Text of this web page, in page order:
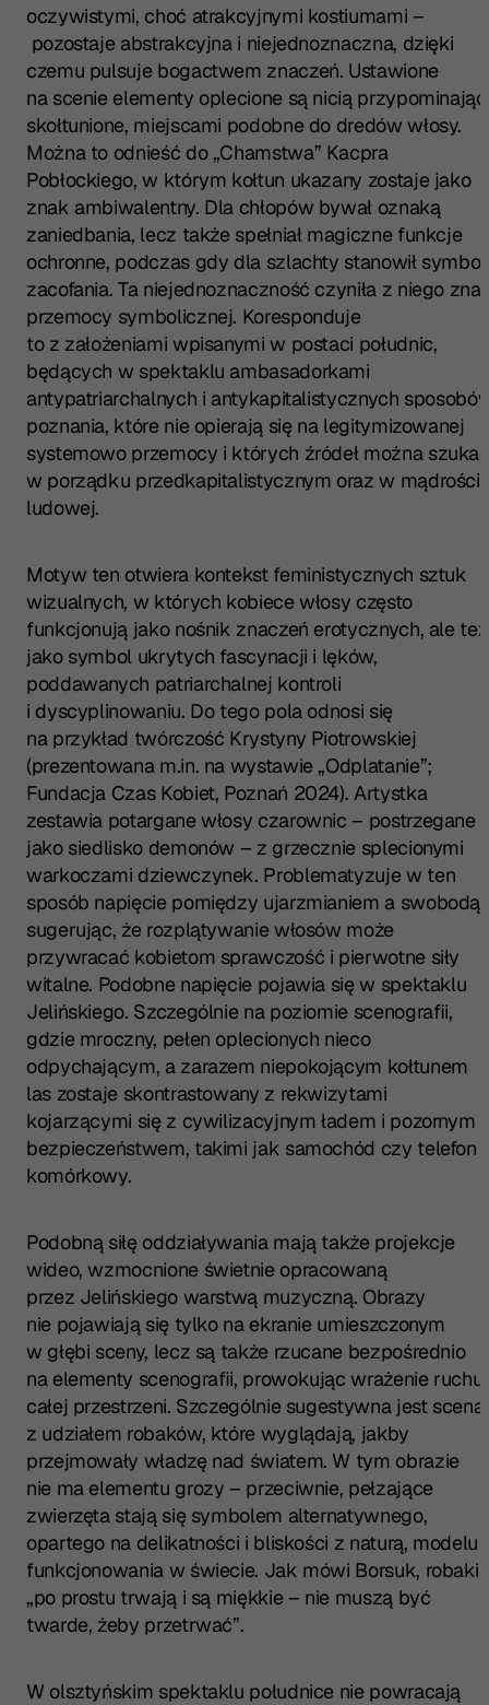
oczywistymi, choć atrakcyjnymi kostiumami –
pozostaje abstrakcyjna i niejednoznaczna, dzięki
czemu pulsuje bogactwem znaczeń. Ustawione
na scenie elementy oplecione są nicią
skołtunione, miejscami podobne do dredów włosy.
Można to odnieść do „Chamstwa” Kacpra
Pobłockiego, w którym kołtun ukazany zostaje jako
znak ambiwalentny. Dla chłopów bywał oznaką
zaniedbania, lecz także spełniał magiczne funkcje
ochronne, podczas gdy dla szlachty stanowił symbol
zacofania. Ta niejednoznaczność czyniła z niego
przemocy symbolicznej. Koresponduje
to z założeniami wpisanymi w postaci południc,
będących w spektaklu ambasadorkami
antypatriarchalnych i antykapitalistycznych
poznania, które nie opierają się na legitymizowanej
systemowo przemocy i których źródeł można szukać
w porządku przedkapitalistycznym oraz w mądrości
ludowej.
Motyw ten otwiera kontekst feministycznych sztuk
wizualnych, w których kobiece włosy często
funkcjonują jako nośnik znaczeń erotycznych, ale też
jako symbol ukrytych fascynacji i lęków,
poddawanych patriarchalnej kontroli
i dyscyplinowaniu. Do tego pola odnosi się
na przykład twórczość Krystyny Piotrowskiej
(prezentowana m.in. na wystawie „Odplatanie”;
Fundacja Czas Kobiet, Poznań 2024). Artystka
zestawia potargane włosy czarownic – postrzegane
jako siedlisko demonów – z grzecznie splecionymi
warkoczami dziewczynek. Problematyzuje w ten
sposób napięcie pomiędzy ujarzmianiem a swobodą,
sugerując, że rozplątywanie włosów może
przywracać kobietom sprawczość i pierwotne siły
witalne. Podobne napięcie pojawia się w spektaklu
Jelińskiego. Szczególnie na poziomie scenografii,
gdzie mroczny, pełen oplecionych nieco
odpychającym, a zarazem niepokojącym kołtunem
las zostaje skontrastowany z rekwizytami
kojarzącymi się z cywilizacyjnym ładem i pozornym
bezpieczeństwem, takimi jak samochód czy telefon
komórkowy.
Podobną siłę oddziaływania mają także projekcje
wideo, wzmocnione świetnie opracowaną
przez Jelińskiego warstwą muzyczną. Obrazy
nie pojawiają się tylko na ekranie umieszczonym
w głębi sceny, lecz są także rzucane bezpośrednio
na elementy scenografii, prowokując wrażenie ruchu
całej przestrzeni. Szczególnie sugestywna jest scena
z udziałem robaków, które wyglądają, jakby
przejmowały władzę nad światem. W tym obrazie
nie ma elementu grozy – przeciwnie, pełzające
zwierzęta stają się symbolem alternatywnego,
opartego na delikatności i bliskości z naturą, modelu
funkcjonowania w świecie. Jak mówi Borsuk, robaki
„po prostu trwają i są miękkie – nie muszą być
twarde, żeby przetrwać”.
W olsztyńskim spektaklu południce nie powracają